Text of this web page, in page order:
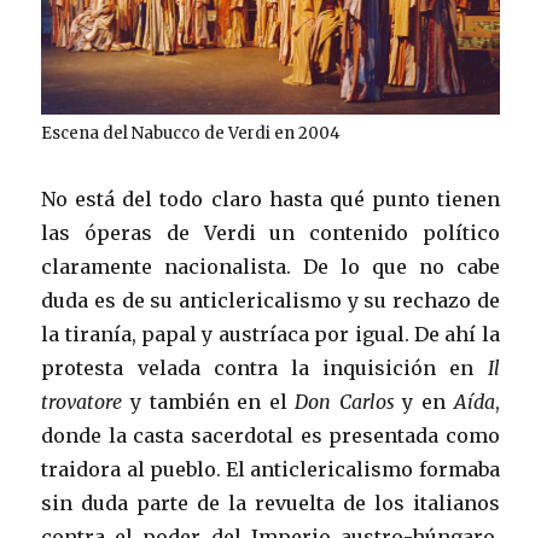
Escena del Nabucco de Verdi en 2004
No está del todo claro hasta qué punto tienen
las óperas de Verdi un contenido político
claramente nacionalista. De lo que no cabe
duda es de su anticlericalismo y su rechazo de
la tiranía, papal y austríaca por igual. De ahí la
protesta velada contra la inquisición en Il
trovatore y también en el Don Carlosy en Aída,
donde la casta sacerdotal es presentada como
traidora al pueblo. El anticlericalismo formaba
sin duda parte de la revuelta de los italianos